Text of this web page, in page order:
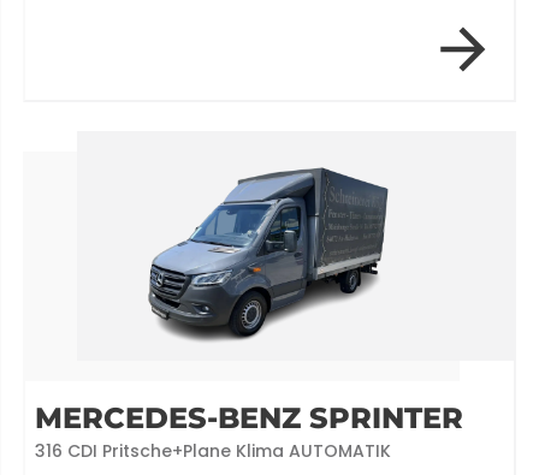
MERCEDES-BENZ SPRINTER
316 CDI Pritsche+Plane Klima AUTOMATIK